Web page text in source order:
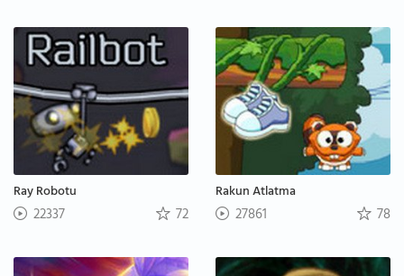
Ray Robotu
22337 72
Rakun Atlatma
27861 78